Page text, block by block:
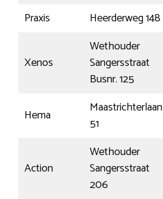
Praxis Heerderweg 148
Xenos
Wethouder
Sangersstraat
Busnr. 125
Hema
Maastrichterlaan
51
Action
Wethouder
Sangersstraat
206